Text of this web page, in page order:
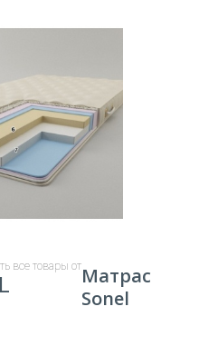
все товары отМатрас
Sonel